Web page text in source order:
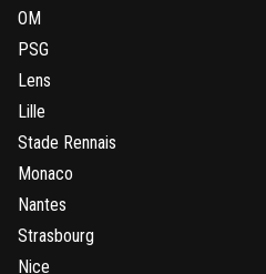
OM
PSG
Lens
Lille
Stade Rennais
Monaco
Nantes
Strasbourg
Nice